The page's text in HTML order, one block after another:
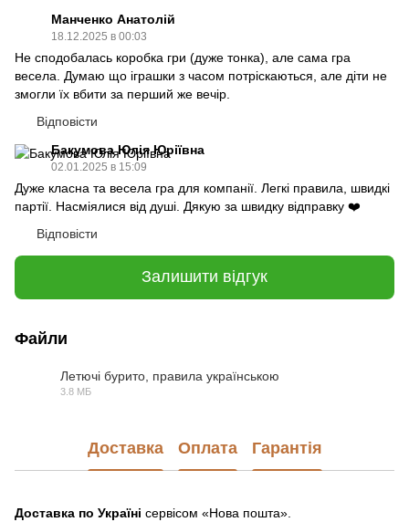
Манченко Анатолій
18.12.2025 в 00:03
Не сподобалась коробка гри (дуже тонка), але сама гра
весела. Думаю що іграшки з часом потріскаються, але діти не
змогли їх вбити за перший же вечір.
Відповісти
Бакумова Юлія Юріївна
02.01.2025 в 15:09
Дуже класна та весела гра для компанії. Легкі правила, швидкі
партії. Насміялися від душі. Дякую за швидку відправку ❤️
Відповісти
Залишити відгук
Файли
Летючі бурито, правила українською
3.8 МБ
Доставка Оплата Гарантія
Доставка по Україні сервісом «Нова пошта».